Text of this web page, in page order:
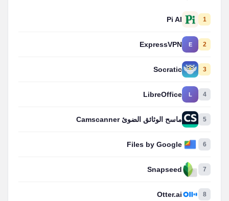
1
Pi AI
2
E
ExpressVPN
3
Socratic
4
L
LibreOffice
5 ماسح الوثائق الضوئ Camscanner
6
Files by Google
7
Snapseed
8
Otter.ai